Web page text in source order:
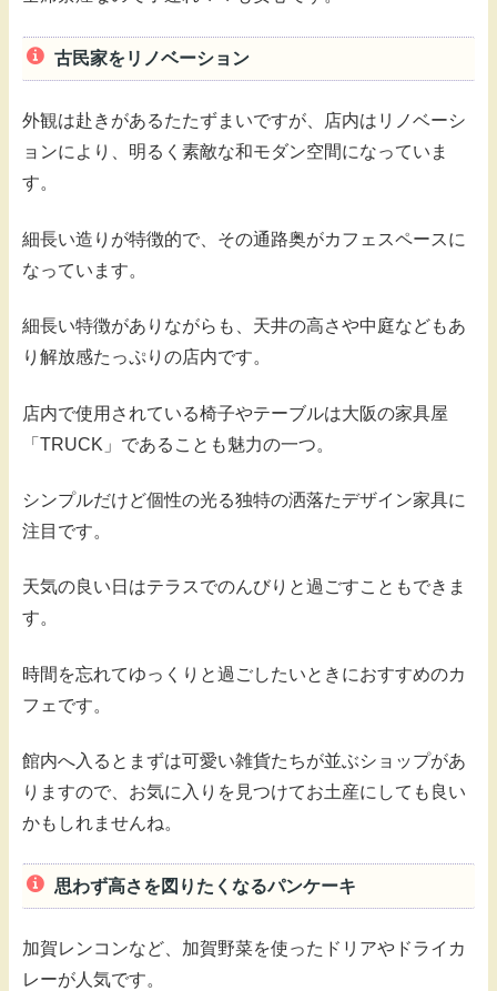
古民家をリノベーション
外観は赴きがあるたたずまいですが、店内はリノベーシ
ョンにより、明るく素敵な和モダン空間になっていま
す。
細長い造りが特徴的で、その通路奥がカフェスペースに
なっています。
細長い特徴がありながらも、天井の高さや中庭などもあ
り解放感たっぷりの店内です。
店内で使用されている椅子やテーブルは大阪の家具屋
「TRUCK」であることも魅力の一つ。
シンプルだけど個性の光る独特の洒落たデザイン家具に
注目です。
天気の良い日はテラスでのんびりと過ごすこともできま
す。
時間を忘れてゆっくりと過ごしたいときにおすすめのカ
フェです。
館内へ入るとまずは可愛い雑貨たちが並ぶショップがあ
りますので、お気に入りを見つけてお土産にしても良い
かもしれませんね。
思わず高さを図りたくなるパンケーキ
加賀レンコンなど、加賀野菜を使ったドリアやドライカ
レーが人気です。